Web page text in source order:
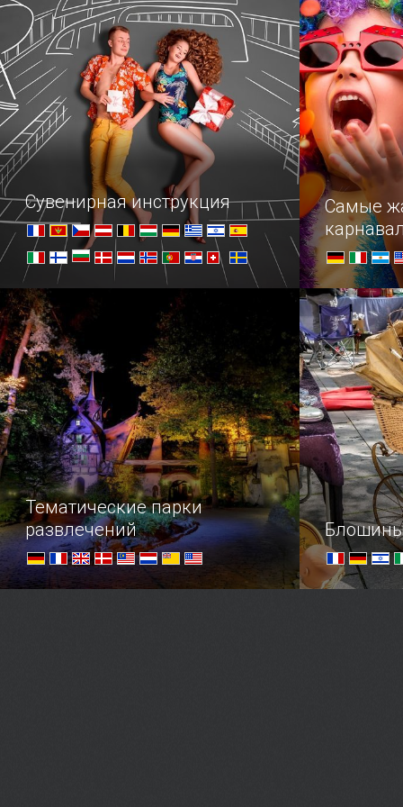
земли
граф,
великое
Сувенирная инструкция
Когда мы приезжаем в новую
страну, перед нами часто встает
извечный вопрос: что увезти с собой
на память, кроме банальных
магнитиков? В помощь
путешественнику наш обзор
полезных подарков из Европы.
Самые
Получить
парады,
традиции
шествиях
разных
поэтому
Тематические парки
развлечений